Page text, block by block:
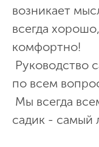
возникает
всегда
комфортно!
Руководство
по всем
Мы всегда
садик - самый